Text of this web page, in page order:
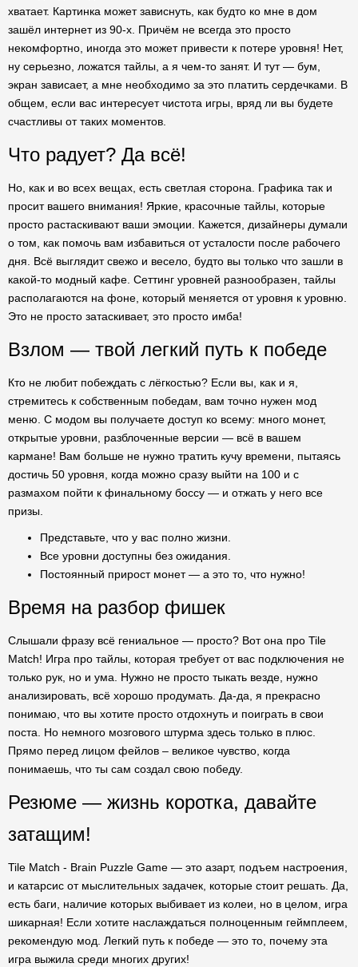
хватает. Картинка может зависнуть, как будто ко мне в дом
зашёл интернет из 90-х. Причём не всегда это просто
некомфортно, иногда это может привести к потере уровня! Нет,
ну серьезно, ложатся тайлы, а я чем-то занят. И тут — бум,
экран зависает, а мне необходимо за это платить сердечками. В
общем, если вас интересует чистота игры, вряд ли вы будете
счастливы от таких моментов.
Что радует? Да всё!
Но, как и во всех вещах, есть светлая сторона. Графика так и
просит вашего внимания! Яркие, красочные тайлы, которые
просто растаскивают ваши эмоции. Кажется, дизайнеры думали
о том, как помочь вам избавиться от усталости после рабочего
дня. Всё выглядит свежо и весело, будто вы только что зашли в
какой-то модный кафе. Сеттинг уровней разнообразен, тайлы
располагаются на фоне, который меняется от уровня к уровню.
Это не просто затаскивает, это просто имба!
Взлом — твой легкий путь к победе
Кто не любит побеждать с лёгкостью? Если вы, как и я,
стремитесь к собственным победам, вам точно нужен мод
меню. С модом вы получаете доступ ко всему: много монет,
открытые уровни, разблоченные версии — всё в вашем
кармане! Вам больше не нужно тратить кучу времени, пытаясь
достичь 50 уровня, когда можно сразу выйти на 100 и с
размахом пойти к финальному боссу — и отжать у него все
призы.
Представьте, что у вас полно жизни.
Все уровни доступны без ожидания.
Постоянный прирост монет — а это то, что нужно!
Время на разбор фишек
Слышали фразу всё гениальное — просто? Вот она про Tile
Match! Игра про тайлы, которая требует от вас подключения не
только рук, но и ума. Нужно не просто тыкать везде, нужно
анализировать, всё хорошо продумать. Да-да, я прекрасно
понимаю, что вы хотите просто отдохнуть и поиграть в свои
поста. Но немного мозгового штурма здесь только в плюс.
Прямо перед лицом фейлов – великое чувство, когда
понимаешь, что ты сам создал свою победу.
Резюме — жизнь коротка, давайте
затащим!
Tile Match - Brain Puzzle Game — это азарт, подъем настроения,
и катарсис от мыслительных задачек, которые стоит решать. Да,
есть баги, наличие которых выбивает из колеи, но в целом, игра
шикарная! Если хотите наслаждаться полноценным геймплеем,
рекомендую мод. Легкий путь к победе — это то, почему эта
игра выжила среди многих других!